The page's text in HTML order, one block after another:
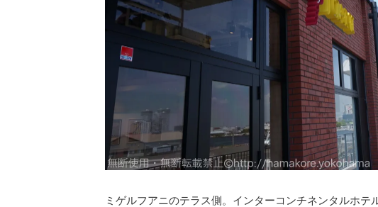
ミゲルフアニのテラス側。インターコンチネンタルホ